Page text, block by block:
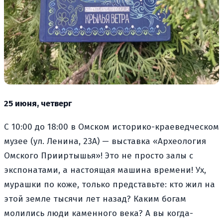
25 июня, четверг
С 10:00 до 18:00 в Омском историко-краеведческом
музее (ул. Ленина, 23А) — выставка «Археология
Омского Прииртышья»! Это не просто залы с
экспонатами, а настоящая машина времени! Ух,
мурашки по коже, только представьте: кто жил на
этой земле тысячи лет назад? Каким богам
молились люди каменного века? А вы когда-